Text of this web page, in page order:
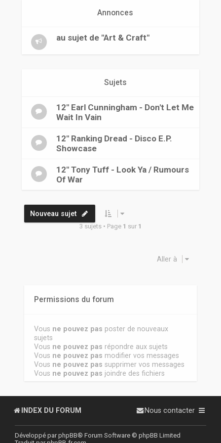
Annonces
au sujet de "Art & Craft"
Sujets
12" Earl Cunningham - Don't Let Me
Wait In Vain
12" Ranking Dread - Disco E.P.
Showcase
12" Tony Tuff - Look Ya / Rumours
Of War
Nouveau sujet
3 sujets • Page 1 sur 1
Aller à
Permissions du forum
Vous ne pouvez pas poster de nouveaux
sujets
Vous ne pouvez pas répondre aux sujets
Vous ne pouvez pas modifier vos messages
Vous ne pouvez pas supprimer vos messages
Vous ne pouvez pas joindre des fichiers
INDEX DU FORUM Nous contacter
Développé parphpBB® Forum Software © phpBB Limited